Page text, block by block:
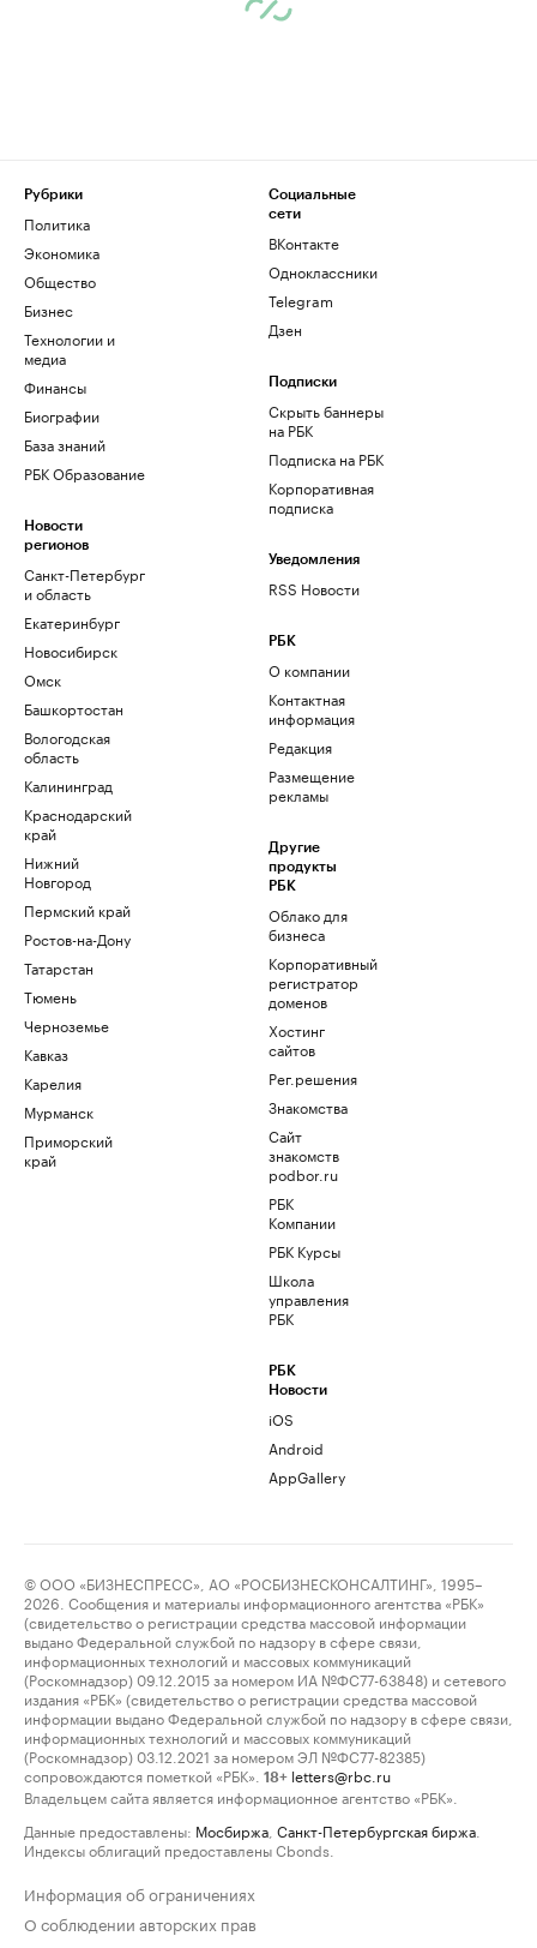
Рубрики
Политика
Экономика
Общество
Бизнес
Технологии и
медиа
Финансы
Биографии
База знаний
РБК Образование
Новости
регионов
Санкт-Петербург
и область
Екатеринбург
Новосибирск
Омск
Башкортостан
Вологодская
область
Калининград
Краснодарский
край
Нижний
Новгород
Пермский край
Ростов-на-Дону
Татарстан
Тюмень
Черноземье
Кавказ
Карелия
Мурманск
Приморский
край
Социальные
сети
ВКонтакте
Одноклассники
Telegram
Дзен
Подписки
Скрыть баннеры
на РБК
Подписка на РБК
Корпоративная
подписка
Уведомления
RSS Новости
РБК
О компании
Контактная
информация
Редакция
Размещение
рекламы
Другие
продукты
РБК
Облако для
бизнеса
Корпоративный
регистратор
доменов
Хостинг
сайтов
Рег.решения
Знакомства
Сайт
знакомств
podbor.ru
РБК
Компании
РБК Курсы
Школа
управления
РБК
РБК
Новости
iOS
Android
AppGallery
© ООО «БИЗНЕСПРЕСС», АО «РОСБИЗНЕСКОНСАЛТИНГ», 1995–
2026. Сообщения и материалы информационного агентства «РБК»
(свидетельство о регистрации средства массовой информации
выдано Федеральной службой по надзору в сфере связи,
информационных технологий и массовых коммуникаций
(Роскомнадзор) 09.12.2015 за номером ИА №ФС77-63848) и сетевого
издания «РБК» (свидетельство о регистрации средства массовой
информации выдано Федеральной службой по надзору в сфере связи,
информационных технологий и массовых коммуникаций
(Роскомнадзор) 03.12.2021 за номером ЭЛ №ФС77-82385)
сопровождаются пометкой «РБК».
18+ letters@rbc.ru
Владельцем сайта является информационное агентство «РБК».
Данные предоставлены: Мосбиржа Санкт-Петербургская биржа
Индексы облигаций предоставлены Cbonds.
Информация об ограничениях
О соблюдении авторских прав